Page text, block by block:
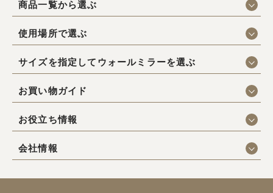
商品一覧から選ぶ
使用場所で選ぶ
サイズを指定してウォールミラーを選ぶ
お買い物ガイド
お役立ち情報
会社情報